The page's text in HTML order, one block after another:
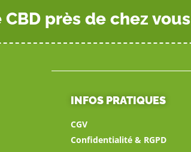
près de chez vous
INFOS PRATIQUES
CGV
Confidentialité & RGPD